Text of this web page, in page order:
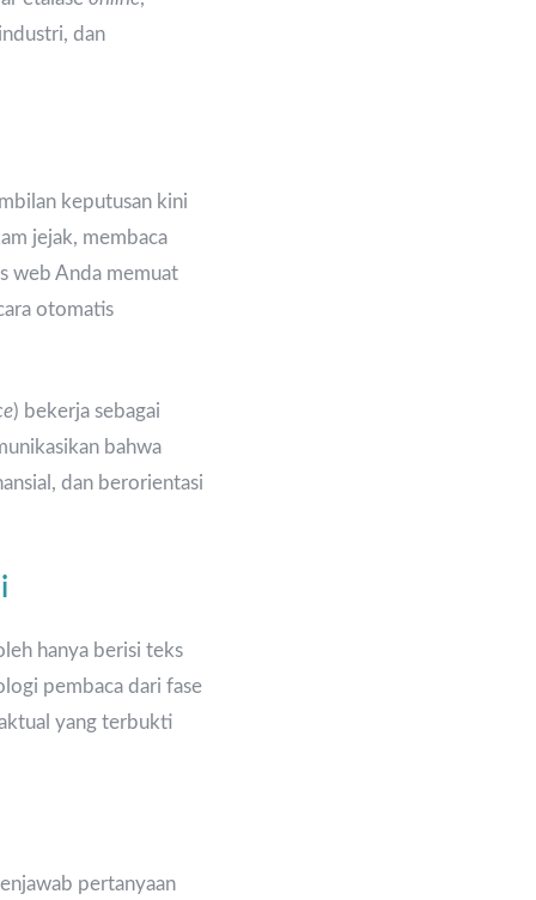
dan
keputusan kini
jejak, membaca
web Anda memuat
otomatis
) bekerja sebagai
bahwa
dan berorientasi
hanya berisi teks
pembaca dari fase
yang terbukti
pertanyaan